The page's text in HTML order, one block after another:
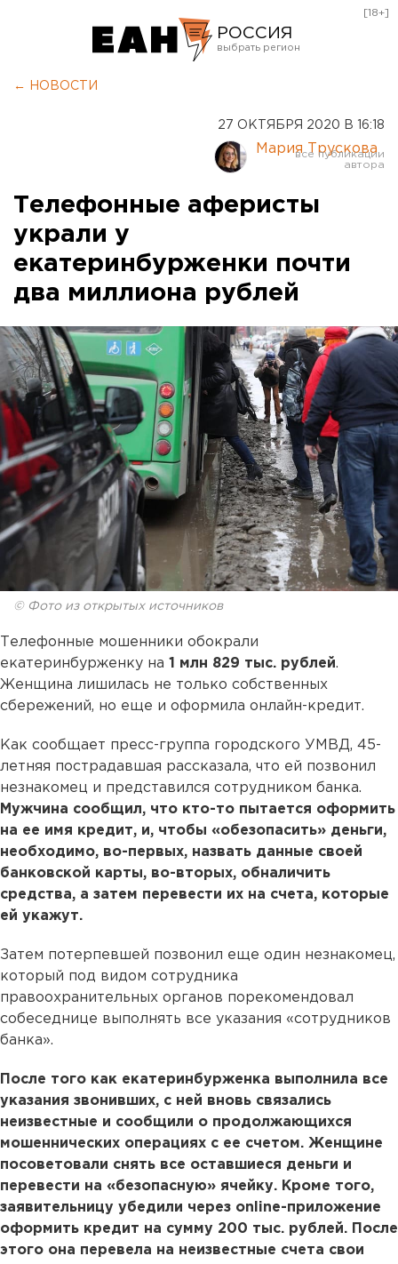
РОССИЯ
Курган
Оренбург
[18+]
← НОВОСТИ
27 ОКТЯБРЯ 2020 В 16:18
Мария Трускова
Телефонные аферисты
украли у
екатеринбурженки почти
два миллиона рублей
© Фото из открытых источников
Телефонные мошенники обокрали
екатеринбурженку на 1 млн 829 тыс. рублей.
Женщина лишилась не только собственных
сбережений, но еще и оформила онлайн-кредит.
Как сообщает пресс-группа городского УМВД, 45-
летняя пострадавшая рассказала, что ей позвонил
незнакомец и представился сотрудником банка.
Мужчина сообщил, что кто-то пытается оформить
на ее имя кредит, и, чтобы «обезопасить» деньги,
необходимо, во-первых, назвать данные своей
банковской карты, во-вторых, обналичить
средства, а затем перевести их на счета, которые
ей укажут.
Затем потерпевшей позвонил еще один незнакомец,
который под видом сотрудника
правоохранительных органов порекомендовал
собеседнице выполнять все указания «сотрудников
банка».
После того как екатеринбурженка выполнила все
указания звонивших, с ней вновь связались
неизвестные и сообщили о продолжающихся
мошеннических операциях с ее счетом. Женщине
посоветовали снять все оставшиеся деньги и
перевести на «безопасную» ячейку. Кроме того,
заявительницу убедили через online-приложение
оформить кредит на сумму 200 тыс. рублей. После
этого она перевела на неизвестные счета свои